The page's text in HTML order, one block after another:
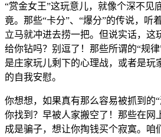
“赏金女王”这玩意儿，就像个深不见
竟。那些“卡分”、“爆分”的传说，听
立马就冲进去捞一把。但说实话，这
给你钻吗？别逗了！那些所谓的“规
是庄家玩儿剩下的心理战，或者是玩
的自我安慰。
你想想，如果真有那么容易被抓到的
你找到？早被人家搬空了！那些在网
成是骗子，想让你掏钱买个寂寞。咱